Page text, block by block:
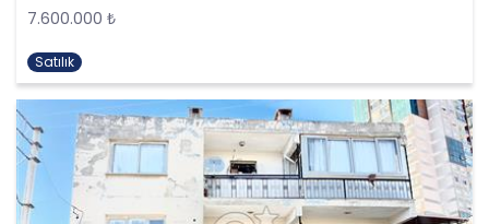
içinde barındırması sağlanacaktır. Özel nitelikteki
kişisel verilerin işlenmesi, üçüncü kişilere ve
yurtdışına aktarılması konusunda KVK Kanunu’nda
öngörülen özel hükümler de dikkate alınarak
kişisel veri işleme faaliyetleri yerine getirilecek;
yukarıda belirtilen hususların yanında bu
durumlarda kanunun aradığı özel gereklilikler de
yerine getirilerek kişisel veri işleme faaliyetleri
gerçekleştirilecektir.
7.600.000 ₺
Satılık